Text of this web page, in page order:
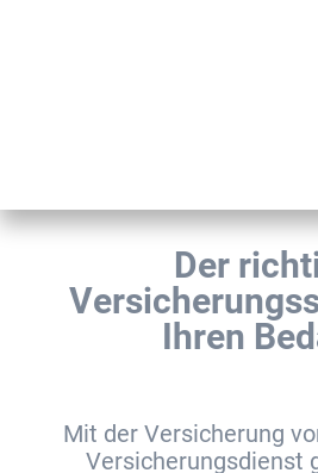
Der
Ihren
Mit der Versicherung
Versicherungsdienst